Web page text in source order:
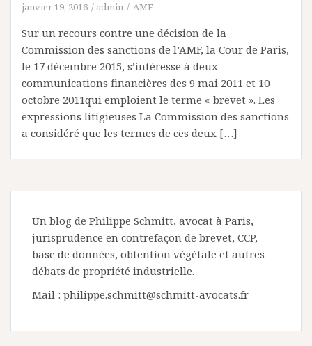
janvier 19, 2016 admin AMF
Sur un recours contre une décision de la
Commission des sanctions de l’AMF, la Cour de Paris,
le 17 décembre 2015, s’intéresse à deux
communications financières des 9 mai 2011 et 10
octobre 2011qui emploient le terme « brevet ». Les
expressions litigieuses La Commission des sanctions
a considéré que les termes de ces deux […]
Un blog de Philippe Schmitt, avocat à Paris,
jurisprudence en contrefaçon de brevet, CCP,
base de données, obtention végétale et autres
débats de propriété industrielle.
Mail : philippe.schmitt@schmitt-avocats.fr